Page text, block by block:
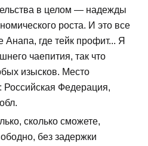
в целом — надежды
роста. И это все
Анапа, где тейк профит... Я
чаепития, так что
изысков. Место
Российская Федерация,
сколько сможете,
без задержки